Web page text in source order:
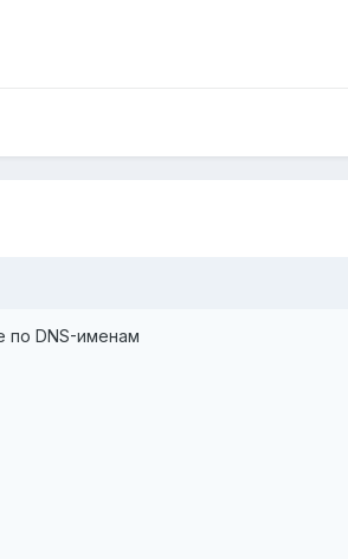
по DNS-именам